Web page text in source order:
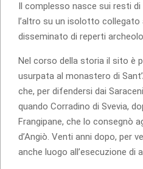
Il complesso nasce sui resti di
l’altro su un isolotto
disseminato di reperti
Nel corso della storia il sito è
usurpata al monastero di
che, per difendersi dai
quando Corradino di Svevia,
Frangipane, che lo consegnò
d’Angiò. Venti anni dopo, per
anche luogo all’esecuzione di